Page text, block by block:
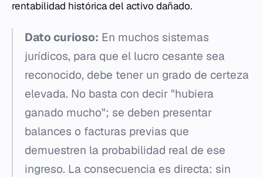
rentabilidad histórica del activo dañado.
Dato curioso: En muchos sistemas
jurídicos, para que el lucro cesante sea
reconocido, debe tener un grado de certeza
elevada. No basta con decir "hubiera
ganado mucho"; se deben presentar
balances o facturas previas que
demuestren la probabilidad real de ese
ingreso. La consecuencia es directa: sin